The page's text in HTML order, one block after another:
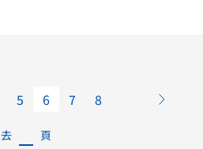
5 6 7 8
去 頁